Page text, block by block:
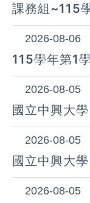
課務組~115
學詳閱並配
2026-08-06
115學年第1
115年9月11
2026-08-05
國立中興大學
度 第24梯次
2026-08-05
國立中興大
度 第23梯次
2026-08-05